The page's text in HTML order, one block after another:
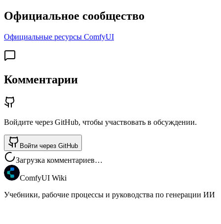
Официальное сообщество
Официальные ресурсы ComfyUI
Комментарии
Войдите через GitHub, чтобы участвовать в обсуждении.
Войти через GitHub
Загрузка комментариев…
ComfyUI Wiki
Учебники, рабочие процессы и руководства по генерации ИИ